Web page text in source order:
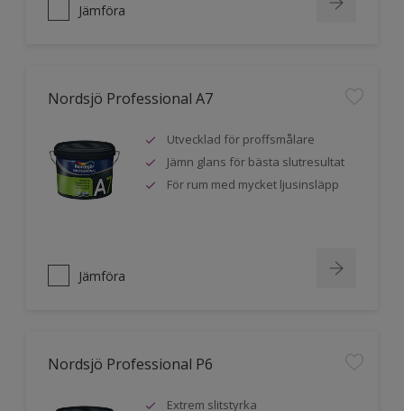
Jämföra
Nordsjö Professional A7
Utvecklad för proffsmålare
Jämn glans för bästa slutresultat
För rum med mycket ljusinsläpp
Jämföra
Nordsjö Professional P6
Extrem slitstyrka